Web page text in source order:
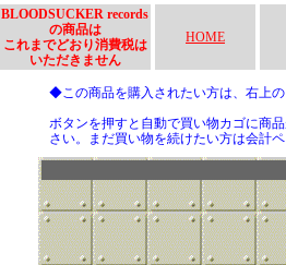
BLOODSUCKER records
の商品は
これまでどおり消費税は
いただきません
HOME
◆この商品を購入されたい方は、右上
ボタンを押すと自動で買い物カゴに商
さい。まだ買い物を続けたい方は会計